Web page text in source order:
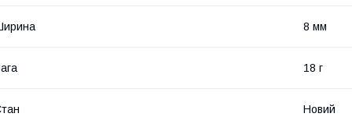
8 мм
18 г
Новий